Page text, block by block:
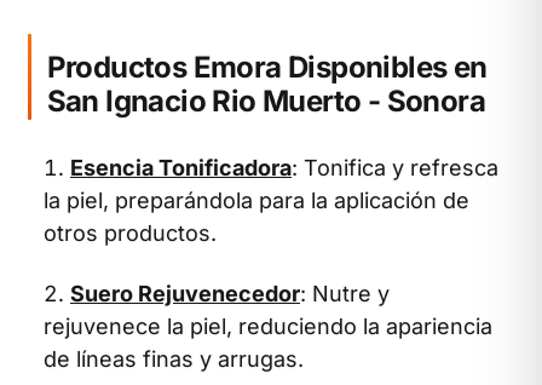
Productos Emora Disponibles en
San Ignacio Rio Muerto - Sonora
Esencia Tonificadora: Tonifica y refresca
la piel, preparándola para la aplicación de
otros productos.
Suero Rejuvenecedor: Nutre y
rejuvenece la piel, reduciendo la apariencia
de líneas finas y arrugas.